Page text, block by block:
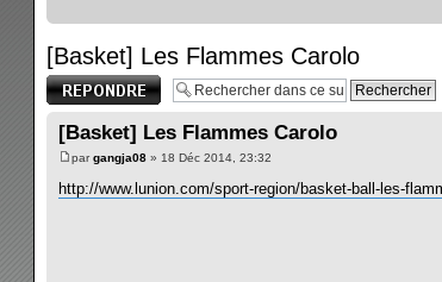
[Basket] Les Flammes Carolo
Publier une
réponse
[Basket] Les Flammes Carolo
pargangja08 » 18 Déc 2014, 23:32
http://www.lunion.com/sport-region/basket-ball-les-